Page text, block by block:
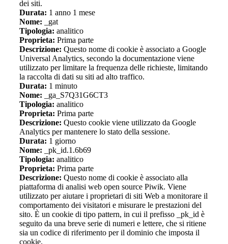
dei siti.
Durata: 1 anno 1 mese
Nome: _gat
Tipologia: analitico
Proprieta: Prima parte
Descrizione: Questo nome di cookie è associato a Google
Universal Analytics, secondo la documentazione viene
utilizzato per limitare la frequenza delle richieste, limitando
la raccolta di dati su siti ad alto traffico.
Durata: 1 minuto
Nome: _ga_S7Q31G6CT3
Tipologia: analitico
Proprieta: Prima parte
Descrizione: Questo cookie viene utilizzato da Google
Analytics per mantenere lo stato della sessione.
Durata: 1 giorno
Nome: _pk_id.1.6b69
Tipologia: analitico
Proprieta: Prima parte
Descrizione: Questo nome di cookie è associato alla
piattaforma di analisi web open source Piwik. Viene
utilizzato per aiutare i proprietari di siti Web a monitorare il
comportamento dei visitatori e misurare le prestazioni del
sito. È un cookie di tipo pattern, in cui il prefisso _pk_id è
seguito da una breve serie di numeri e lettere, che si ritiene
sia un codice di riferimento per il dominio che imposta il
cookie.